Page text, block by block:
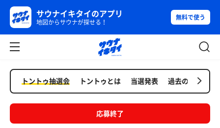
サウナイキタイのアプリ
地図からサウナが探せる！
無料で使う
トントゥ抽選会 トントゥとは 当選発表 過去の抽選会
応募終了